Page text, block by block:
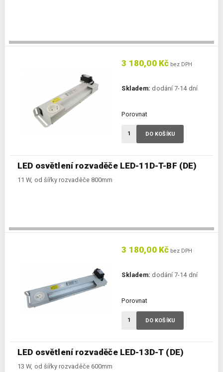
LED osvětlení rozvaděče LED-11D-T-BF (DE)
11 W, od šířky rozvaděče 800mm
3 180,00 Kč bez DPH
Skladem: dodání 7-14 dní
Porovnat
DO KOŠÍKU
LED osvětlení rozvaděče LED-13D-T (DE)
13 W, od šířky rozvaděče 600mm
3 180,00 Kč bez DPH
Skladem: dodání 7-14 dní
Porovnat
DO KOŠÍKU